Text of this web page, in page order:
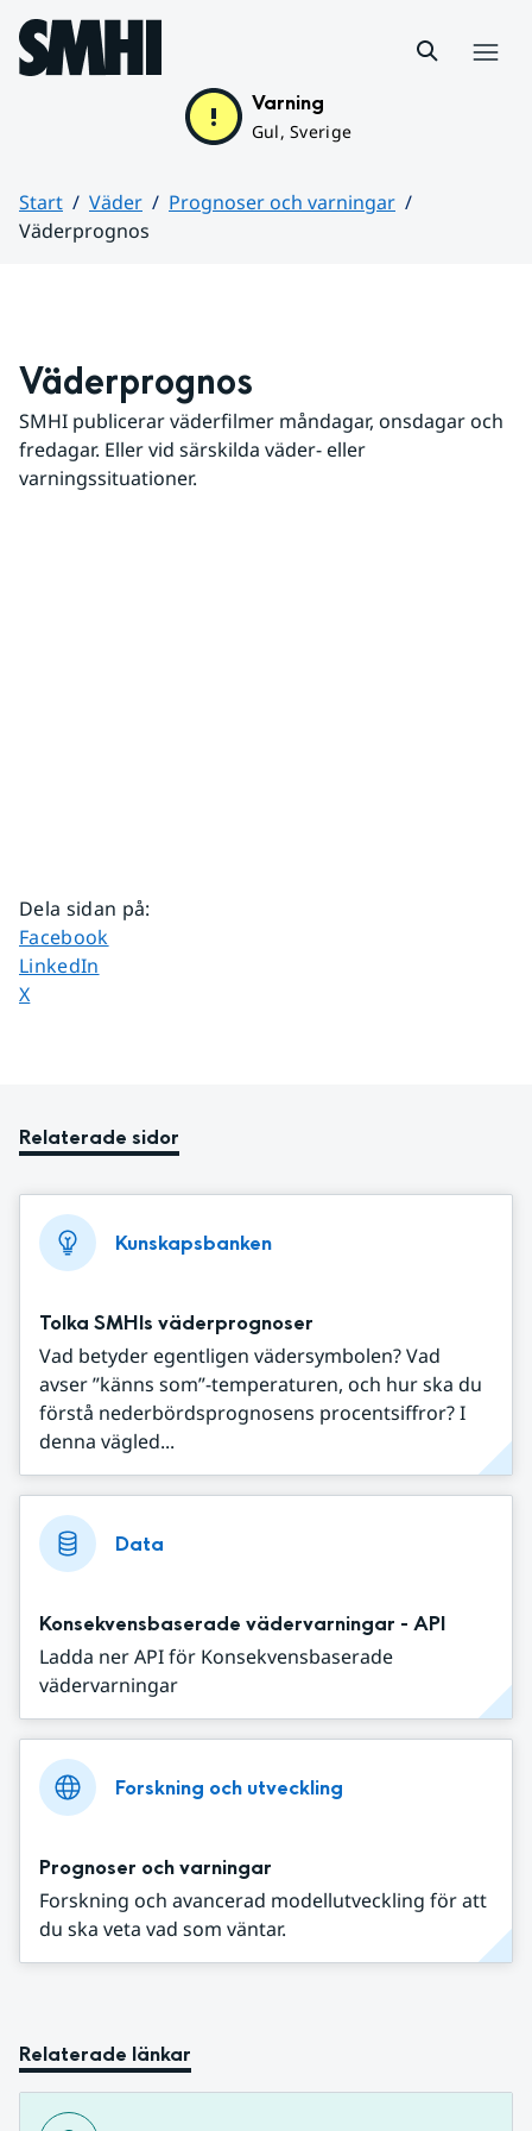
Hoppa till sidans innehåll
Varning
Gul, Sverige
Start Väder
Prognoser och varningar
Väderprognos
Väderprognos
SMHI publicerar väderfilmer måndagar, onsdagar och
fredagar. Eller vid särskilda väder- eller
varningssituationer.
Dela sidan på:
Dela sidan på
Facebook
Dela sidan på
LinkedIn
Dela sidan på
X
Relaterade sidor
Kunskapsbanken
Tolka SMHIs väderprognoser
Vad betyder egentligen vädersymbolen? Vad
avser ”känns som”-temperaturen, och hur ska du
förstå nederbördsprognosens procentsiffror? I
denna vägled...
Data
Konsekvensbaserade vädervarningar - API
Ladda ner API för Konsekvensbaserade
vädervarningar
Forskning och utveckling
Prognoser och varningar
Forskning och avancerad modellutveckling för att
du ska veta vad som väntar.
Relaterade länkar